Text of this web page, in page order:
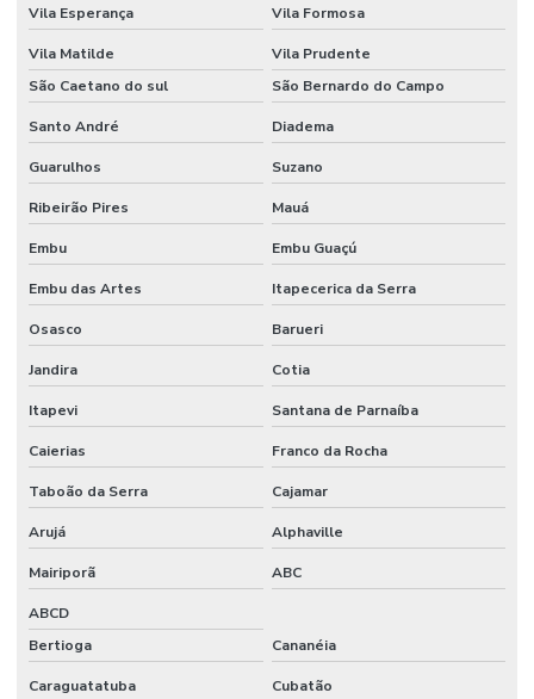
Stand para eventos
Stand modular
Stand personalizado para evento
Stand personalizado para feira
Stands para eventos em sp
Stands para feiras
Stands feiras e congressos
Stands feiras e congressos
Stands em sp
Stands em sp
Vila Esperança Vila Formosa
Vila Matilde
Vila Prudente
São Caetano do sul
São Bernardo do Campo
Santo André Diadema
Guarulhos Suzano
Ribeirão Pires Mauá
Embu Embu Guaçú
Embu das Artes Itapecerica da Serra
Osasco Barueri
Jandira Cotia
Itapevi Santana de Parnaíba
Caierias Franco da Rocha
Taboão da Serra Cajamar
Arujá Alphaville
Mairiporã ABC
ABCD
Bertioga
Cananéia
Caraguatatuba Cubatão